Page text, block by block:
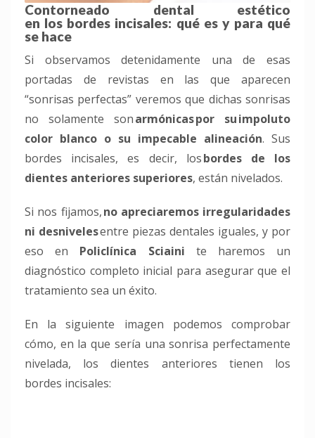
Contorneado dental estético
en los bordes incisales: qué es y para qué
se hace
Si observamos detenidamente una de esas
portadas de revistas en las que aparecen
“sonrisas perfectas” veremos que dichas sonrisas
no solamente sonarmónicaspor suimpoluto
color blanco o su impecable alineación. Sus
bordes incisales, es decir, losbordes de los
dientes anteriores superiores, están nivelados.
Si nos fijamos,no apreciaremos irregularidades
ni desnivelesentre piezas dentales iguales, y por
eso en Policlínica Sciaini
te haremos un
diagnóstico completo inicial para asegurar que el
tratamiento sea un éxito.
En la siguiente imagen podemos comprobar
cómo, en la que sería una sonrisa perfectamente
nivelada, los dientes anteriores tienen los
bordes incisales: